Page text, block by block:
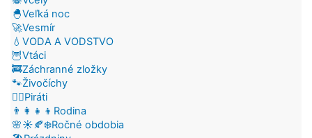
🐣Veľká noc
🚀Vesmír
💧VODA A VODSTVO
🦉Vtáci
🚒Záchranné zložky
🐾Živočíchy
🏴‍☠️Piráti
👨‍👩‍👧‍👦Rodina
🌸☀️🍂❄️Ročné obdobia